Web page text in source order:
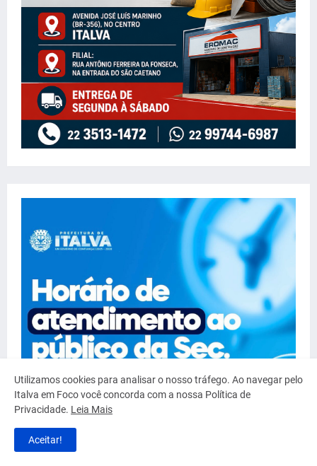
Utilizamos cookies para analisar o nosso tráfego. Ao navegar pelo
Italva em Foco você concorda com a nossa Política de
Privacidade. Leia Mais
Aceitar!